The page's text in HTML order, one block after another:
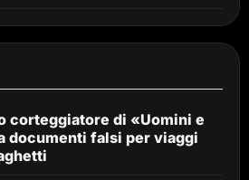
corteggiatore di «Uomini e
documenti falsi per viaggi